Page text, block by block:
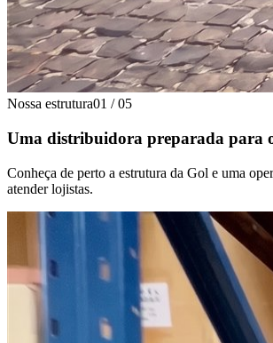
Nossa estrutura01 / 05
Uma distribuidora preparada para
Conheça de perto a estrutura da Gol e uma
atender lojistas.